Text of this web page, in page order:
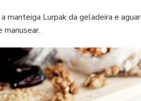
manteiga Lurpak da geladeira e
manusear.